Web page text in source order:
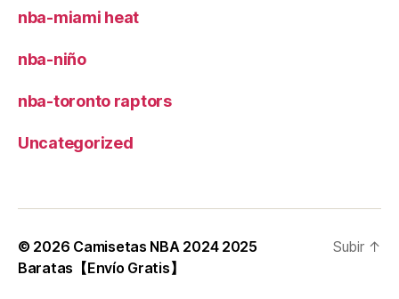
nba-miami heat
nba-niño
nba-toronto raptors
Uncategorized
© 2026 Camisetas NBA 2024 2025
Baratas【Envío Gratis】
Subir ↑